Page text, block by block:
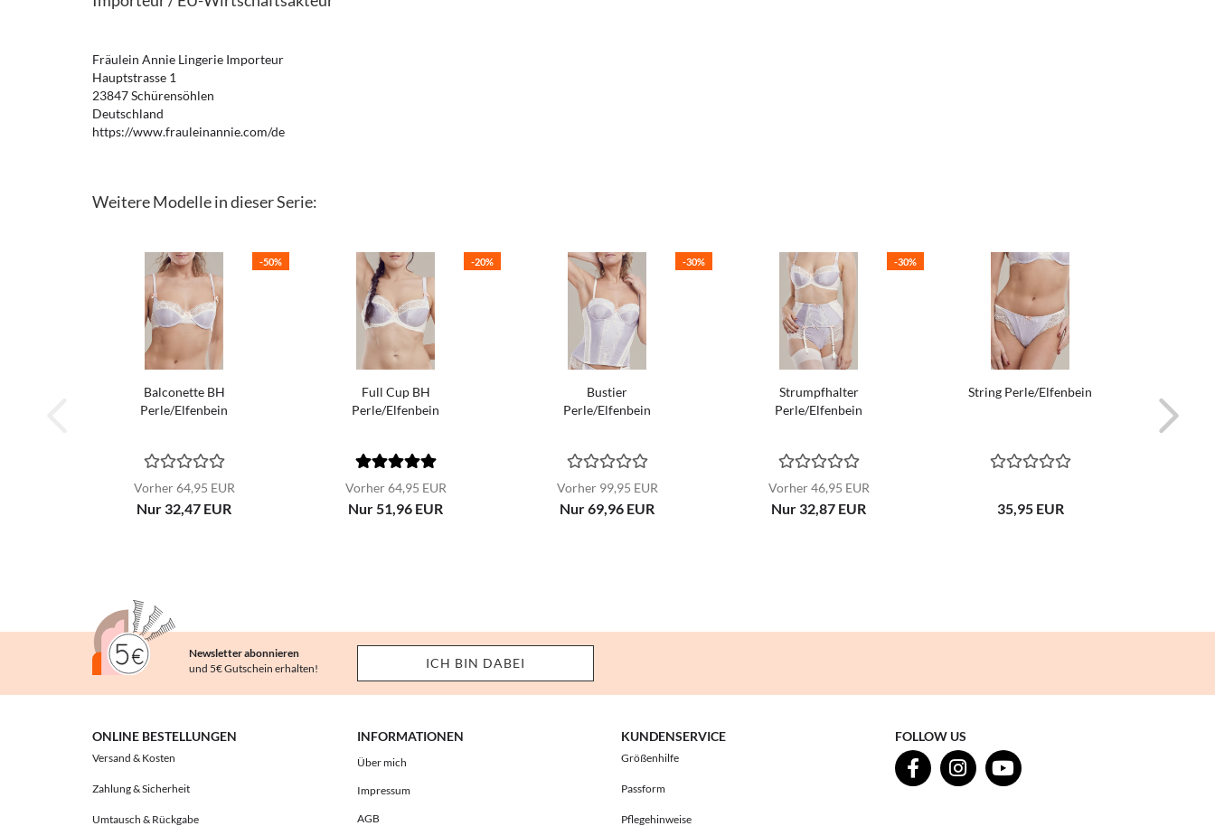
Fräulein Annie Lingerie Importeur
Hauptstrasse 1
23847 Schürensöhlen
Deutschland
https://www.frauleinannie.com/de
Weitere Modelle in dieser Serie:
-50%
Balconette BH
Perle/Elfenbein
Vorher 64,95 EUR
Nur 32,47 EUR
-20%
Full Cup BH
Perle/Elfenbein
Vorher 64,95 EUR
Nur 51,96 EUR
-30%
Bustier
Perle/Elfenbein
Vorher 99,95 EUR
Nur 69,96 EUR
-30%
Strumpfhalter
Perle/Elfenbein
Vorher 46,95 EUR
Nur 32,87 EUR
String Perle/Elfenbein
35,95 EUR
Newsletter abonnieren
und 5€ Gutschein erhalten!
INFORMATIONEN
Über mich
Impressum
AGB
KUNDENSERVICE
Größenhilfe
Passform
Pflegehinweise
FOLLOW US
ONLINE BESTELLUNGEN
Versand & Kosten
Zahlung & Sicherheit
Umtausch & Rückgabe